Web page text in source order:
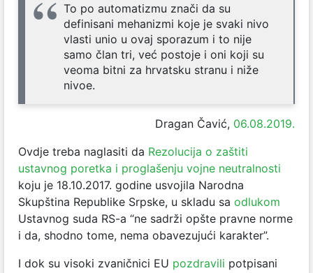
To po automatizmu znači da su
definisani mehanizmi koje je svaki nivo
vlasti unio u ovaj sporazum i to nije
samo član tri, već postoje i oni koji su
veoma bitni za hrvatsku stranu i niže
nivoe.
Dragan Čavić, 06.08.2019.
Ovdje treba naglasiti da Rezolucija o zaštiti
ustavnog poretka i proglašenju vojne neutralnosti
koju je 18.10.2017. godine usvojila Narodna
Skupština Republike Srpske, u skladu sa odlukom
Ustavnog suda RS-a “ne sadrži opšte pravne norme
i da, shodno tome, nema obavezujući karakter”.
I dok su visoki zvaničnici EU pozdravili potpisani